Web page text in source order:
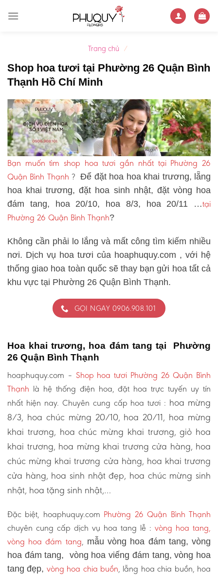
Trang chủ /
Shop hoa tươi tại Phường 26 Quận Bình
Thạnh Hồ Chí Minh
Bạn muốn tìm shop hoa tươi gần nhất tại Phường 26
Quận Bình Thạnh ? Để đặt hoa hoa khai trương, lẵng
hoa khai trương, đặt hoa sinh nhật, đặt vòng hoa
đám tang, hoa 20/10, hoa 8/3, hoa 20/11 …tại
Phường 26 Quận Bình Thạnh?
Không cần phải lo lắng và mất công tìm kiếm nhiều
nơi. Dịch vụ hoa tươi của hoaphuquy.com , với hệ
thống giao hoa toàn quốc sẽ thay bạn gửi hoa tất cả
khu vực tại Phường 26 Quận Bình Thạnh.
GỌI NGAY 0906.908.101
Hoa khai trương, hoa đám tang tại Phường
26 Quận Bình Thạnh
hoaphuquy.com – Shop hoa tươi Phường 26 Quận Bình
Thạnh là hệ thống điện hoa, đặt hoa trực tuyến uy tín
nhất hiện nay. Chuyên cung cấp hoa tươi : hoa mừng
8/3, hoa chúc mừng 20/10, hoa 20/11, hoa mừng
khai trương, hoa chúc mừng khai trương, giỏ hoa
khai trương, hoa mừng khai trương cửa hàng, hoa
chúc mừng khai trương cửa hàng, hoa khai trương
cửa hàng, hoa sinh nhật đẹp, hoa chúc mừng sinh
nhật, hoa tặng sinh nhật,…
Đặc biệt, hoaphuquy.com Phường 26 Quận Bình Thạnh
chuyên cung cấp dịch vụ hoa tang lễ : vòng hoa tang,
vòng hoa đám tang, mẫu vòng hoa đám tang, vòng
hoa đám tang, vòng hoa viếng đám tang, vòng hoa
tang đẹp, vòng hoa chia buồn, lẵng hoa chia buồn, hoa